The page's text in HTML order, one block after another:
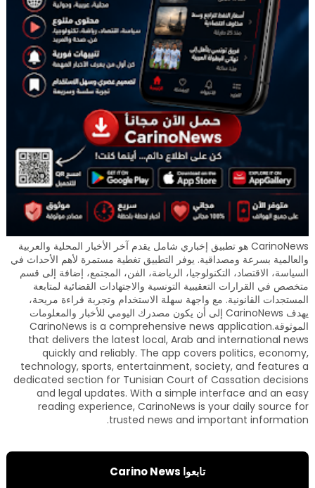
CarinoNews هو تطبيق إخباري شامل يقدم آخر الأخبار المحلية والعربية
والعالمية بسرعة ومصداقية. يوفر التطبيق تغطية مستمرة لأهم الأحداث في
السياسة، الاقتصاد، التكنولوجيا، الرياضة، الفن، المجتمع، إضافة إلى قسم
متخصص في القرارات التعقيبية التونسية والاجتهادات القضائية لمتابعة
المستجدات القانونية. مع واجهة سهلة الاستخدام وتجربة قراءة مريحة،
يهدف CarinoNews إلى أن يكون مصدرك اليومي للأخبار والمعلومات
الموثوقة.CarinoNews is a comprehensive news application
that delivers the latest local, Arab and international news
quickly and reliably. The app covers politics, economy,
technology, sports, entertainment, society, and features a
dedicated section for Tunisian Court of Cassation decisions
and legal updates. With a simple interface and an easy
reading experience, CarinoNews is your daily source for
trusted news and important information.
تابعوا Carino News